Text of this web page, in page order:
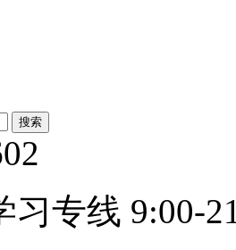
习专线 9:00-